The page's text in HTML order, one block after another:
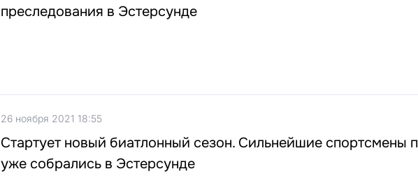
преследования в Эстерсунде
26 ноября 2021 18:55
Стартует новый биатлонный сезон. Сильнейшие спортсмены
уже собрались в Эстерсунде